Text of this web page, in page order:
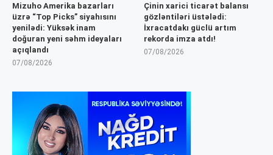
Mizuho Amerika bazarları
üzrə “Top Picks” siyahısını
yenilədi: Yüksək inam
doğuran yeni səhm ideyaları
açıqlandı
07/08/2026
Çinin xarici ticarət balansı
gözləntiləri üstələdi:
İxracatdakı güclü artım
rekorda imza atdı!
07/08/2026